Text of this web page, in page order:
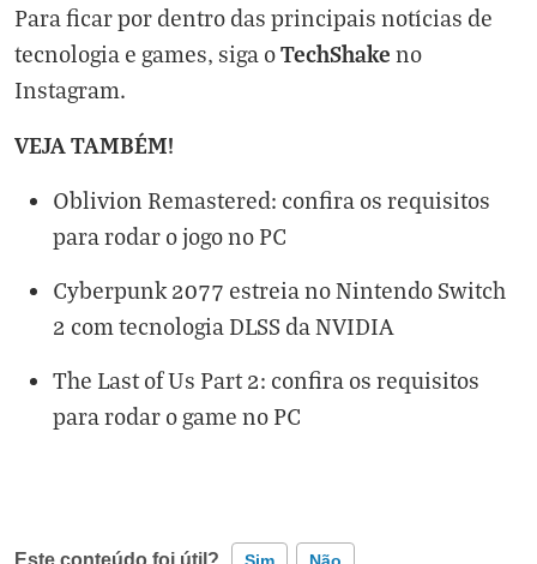
Para ficar por dentro das principais notícias de
tecnologia e games, siga oTechShake no
Instagram.
VEJA TAMBÉM!
Oblivion Remastered: confira os requisitos
para rodar o jogo no PC
Cyberpunk 2077 estreia no Nintendo Switch
2 com tecnologia DLSS da NVIDIA
The Last of Us Part 2: confira os requisitos
para rodar o game no PC
Este conteúdo foi útil?